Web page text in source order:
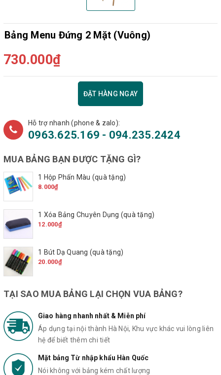
Bảng Menu Đứng 2 Mặt (Vuông)
730.000₫
ĐẶT HÀNG NGAY
Hỗ trợ nhanh (phone & zalo):
0963.625.169 - 094.235.2424
MUA BẢNG BẠN ĐƯỢC TẶNG GÌ?
1 Hộp Phấn Màu (quà tặng)
8.000₫
1 Xóa Bảng Chuyên Dụng (quà tặng)
12.000₫
1 Bút Dạ Quang (quà tặng)
20.000₫
TẠI SAO MUA BẢNG LẠI CHỌN VUA BẢNG?
Giao hàng nhanh nhất & Miễn phí
Áp dụng tại nội thành Hà Nội, Khu vực khác vui lòng liên
hệ để biết thêm chi tiết
Mặt bảng Từ nhập khẩu Hàn Quốc
Nói không với bảng kém chất lượng